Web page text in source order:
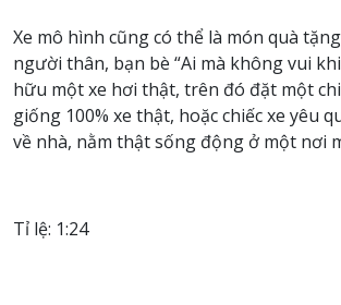
Xe mô hình cũng có thể là món quà
người thân, bạn bè “Ai mà không vui
hữu một xe hơi thật, trên đó đặt một
giống 100% xe thật, hoặc chiếc xe yêu
về nhà, nằm thật sống động ở một nơi
Tỉ lệ: 1:24